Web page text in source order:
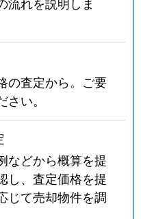
の査定から。ご要
い。
などから概算を提
し、査定価格を提
じて売却物件を調